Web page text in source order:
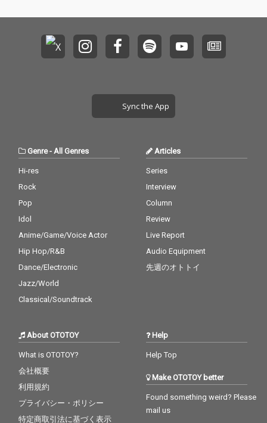
Sync the App
Genre- All Genres
Hi-res
Rock
Pop
Idol
Anime/Game/Voice Actor
Hip Hop/R&B
Dance/Electronic
Jazz/World
Classical/Soundtrack
Articles
Series
Interview
Column
Review
Live Report
Audio Equipment
先週のオトトイ
About OTOTOY
What is OTOTOY?
会社概要
利用規約
プライバシー・ポリシー
特定商取引法に基づく表示
Help
Help Top
Make OTOTOY better
Found something weird? Please
mail us